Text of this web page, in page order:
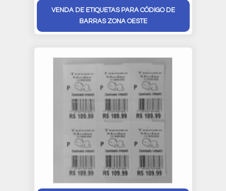
VENDA DE ETIQUETAS PARA CÓDIGO DE
BARRAS ZONA OESTE